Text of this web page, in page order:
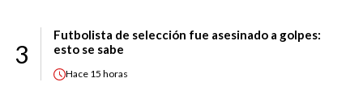
3
Futbolista de selección fue asesinado a golpes:
esto se sabe
Hace 15 horas